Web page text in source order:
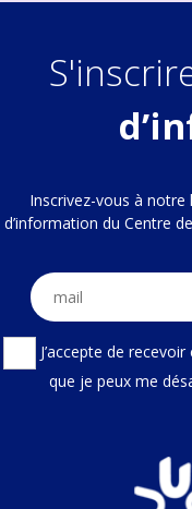
Inscrivez-vous à
d’information du Centre
J’accepte de
que je peux me